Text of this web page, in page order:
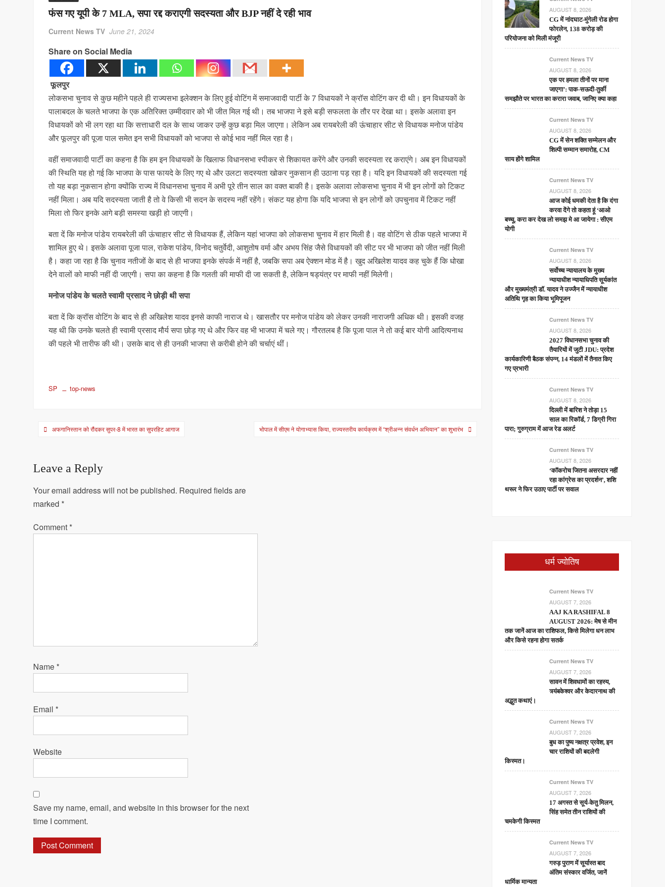
फंस गए यूपी के 7 MLA, सपा रद्द कराएगी सदस्यता और BJP नहीं दे रही भाव
Current News TV June 21, 2024
Share on Social Media
फूलपुर
लोकसभा चुनाव से कुछ महीने पहले ही राज्यसभा इलेक्शन के लिए हुई वोटिंग में समाजवादी पार्टी के 7 विधायकों ने क्रॉस वोटिंग कर दी थी। इन विधायकों के
पालाबदल के चलते भाजपा के एक अतिरिक्त उम्मीदवार को भी जीत मिल गई थी। तब भाजपा ने इसे बड़ी सफलता के तौर पर देखा था। इसके अलावा इन
विधायकों को भी लग रहा था कि सत्ताधारी दल के साथ जाकर उन्हें कुछ बड़ा मिल जाएगा। लेकिन अब रायबरेली की ऊंचाहार सीट से विधायक मनोज पांडेय
और फूलपुर की पूजा पाल समेत इन सभी विधायकों को भाजपा से कोई भाव नहीं मिल रहा है।
वहीं समाजवादी पार्टी का कहना है कि हम इन विधायकों के खिलाफ विधानसभा स्पीकर से शिकायत करेंगे और उनकी सदस्यता रद्द कराएंगे। अब इन विधायकों
की स्थिति यह हो गई कि भाजपा के पास फायदे के लिए गए थे और उलटा सदस्यता खोकर नुकसान ही उठाना पड़ रहा है। यदि इन विधायकों की सदस्यता गई
तो यह बड़ा नुकसान होगा क्योंकि राज्य में विधानसभा चुनाव में अभी पूरे तीन साल का वक्त बाकी है। इसके अलावा लोकसभा चुनाव में भी इन लोगों को टिकट
नहीं मिला। अब यदि सदस्यता जाती है तो वे किसी भी सदन के सदस्य नहीं रहेंगे। संकट यह होगा कि यदि भाजपा से इन लोगों को उपचुनाव में टिकट नहीं
मिला तो फिर इनके आगे बड़ी समस्या खड़ी हो जाएगी।
बता दें कि मनोज पांडेय रायबरेली की ऊंचाहार सीट से विधायक हैं, लेकिन यहां भाजपा को लोकसभा चुनाव में हार मिली है। वह वोटिंग से ठीक पहले भाजपा में
शामिल हुए थे। इसके अलावा पूजा पाल, राकेश पांडेय, विनोद चतुर्वेदी, आशुतोष वर्मा और अभय सिंह जैसे विधायकों की सीट पर भी भाजपा को जीत नहीं मिली
है। कहा जा रहा है कि चुनाव नतीजों के बाद से ही भाजपा इनके संपर्क में नहीं है, जबकि सपा अब ऐक्शन मोड में है। खुद अखिलेश यादव कह चुके हैं कि धोखा
देने वालों को माफी नहीं दी जाएगी। सपा का कहना है कि गलती की माफी दी जा सकती है, लेकिन षड्यंत्र पर माफी नहीं मिलेगी।
मनोज पांडेय के चलते स्वामी प्रसाद ने छोड़ी थी सपा
बता दें कि क्रॉस वोटिंग के बाद से ही अखिलेश यादव इनसे काफी नाराज थे। खासतौर पर मनोज पांडेय को लेकर उनकी नाराजगी अधिक थी। इसकी वजह
यह थी कि उनके चलते ही स्वामी प्रसाद मौर्य सपा छोड़ गए थे और फिर वह भी भाजपा में चले गए। गौरतलब है कि पूजा पाल ने तो कई बार योगी आदित्यनाथ
की पहले भी तारीफ की थी। उसके बाद से ही उनकी भाजपा से करीबी होने की चर्चाएं थीं।
SP top-news
Postअफगानिस्तान को रौंदकर सुपर-8 में भारत का सुपरहिट आगाज भोपाल में सीएम ने योगाभ्यास किया, राज्यस्तरीय कार्यक्रम में “श्रीअन्न संवर्धन अभियान” का शुभारंभ
Leave a Reply
Your email address will not be published. Required fields are
marked *
Comment *
Name *
Email *
Website
Save my name, email, and website in this browser for the next
time I comment.
AUGUST 8, 2026
CG में नांदघाट-मुंगेली रोड होगा
फोरलेन, 138 करोड़ की
परियोजना को मिली मंजूरी
Current News TV
AUGUST 8, 2026
एक पर हमला तीनों पर माना
जाएगा’: पाक-सऊदी-तुर्की
समझौते पर भारत का करारा जवाब, जानिए क्या कहा
Current News TV
AUGUST 8, 2026
CG में सेन शक्ति सम्मेलन और
शिल्पी सम्मान समारोह, CM
साय होंगे शामिल
Current News TV
AUGUST 8, 2026
आज कोई धमकी देता है कि दंगा
करवा देंगे तो कहता हूं ‘आओ
बच्चू, करा कर देख लो समझ मे आ जायेगा : सीएम
योगी
Current News TV
AUGUST 8, 2026
सर्वोच्च न्यायालय के मुख्‍य
न्‍यायाधीश न्यायाधिपति सूर्यकांत
और मुख्यमंत्री डॉ. यादव ने उज्जैन में न्यायाधीश
अतिथि गृह का किया भूमिपूजन
Current News TV
AUGUST 8, 2026
2027 विधानसभा चुनाव की
तैयारियों में जुटी JDU: प्रदेश
कार्यकारिणी बैठक संपन्न, 14 मंडलों में तैनात किए
गए प्रभारी
Current News TV
AUGUST 8, 2026
दिल्ली में बारिश ने तोड़ा 15
साल का रिकॉर्ड, 7 डिग्री गिरा
पारा; गुरुग्राम में आज रेड अलर्ट
Current News TV
AUGUST 8, 2026
‘कॉकरोच जितना असरदार नहीं
रहा कांग्रेस का प्रदर्शन’, शशि
थरूर ने फिर उठाए पार्टी पर सवाल
धर्म ज्योतिष
Current News TV
AUGUST 7, 2026
AAJ KA RASHIFAL 8
AUGUST 2026: मेष से मीन
तक जानें आज का राशिफल, किसे मिलेगा धन लाभ
और किसे रहना होगा सतर्क
Current News TV
AUGUST 7, 2026
सावन में शिवधामों का रहस्य,
त्र्यंबकेश्वर और केदारनाथ की
अद्भुत कथाएं।
Current News TV
AUGUST 7, 2026
बुध का पुष्य नक्षत्र प्रवेश, इन
चार राशियों की बदलेगी
किस्मत।
Current News TV
AUGUST 7, 2026
17 अगस्त से सूर्य-केतु मिलन,
सिंह समेत तीन राशियों की
चमकेगी किस्मत
Current News TV
AUGUST 7, 2026
गरुड़ पुराण में सूर्यास्त बाद
अंतिम संस्कार वर्जित, जानें
धार्मिक मान्यता